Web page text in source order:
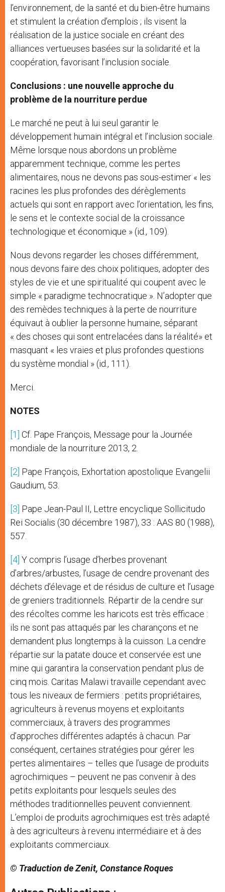
l’environnement, de la santé et du bien-être humains
et stimulent la création d’emplois ; ils visent la
réalisation de la justice sociale en créant des
alliances vertueuses basées sur la solidarité et la
coopération, favorisant l’inclusion sociale.
Conclusions : une nouvelle approche du
problème de la nourriture perdue
Le marché ne peut à lui seul garantir le
développement humain intégral et l’inclusion sociale.
Même lorsque nous abordons un problème
apparemment technique, comme les pertes
alimentaires, nous ne devons pas sous-estimer « les
racines les plus profondes des dérèglements
actuels qui sont en rapport avec l’orientation, les fins,
le sens et le contexte social de la croissance
technologique et économique » (id., 109).
Nous devons regarder les choses différemment,
nous devons faire des choix politiques, adopter des
styles de vie et une spiritualité qui coupent avec le
simple « paradigme technocratique ». N’adopter que
des remèdes techniques à la perte de nourriture
équivaut à oublier la personne humaine, séparant
« des choses qui sont entrelacées dans la réalité» et
masquant « les vraies et plus profondes questions
du système mondial » (id., 111).
Merci.
NOTES
[1] Cf. Pape François, Message pour la Journée
mondiale de la nourriture 2013, 2.
[2] Pape François, Exhortation apostolique Evangelii
Gaudium, 53.
[3] Pape Jean-Paul II, Lettre encyclique Sollicitudo
Rei Socialis (30 décembre 1987), 33 : AAS 80 (1988),
557.
[4] Y compris l’usage d’herbes provenant
d’arbres/arbustes, l’usage de cendre provenant des
déchets d’élevage et de résidus de culture et l’usage
de greniers traditionnels. Répartir de la cendre sur
des récoltes comme les haricots est très efficace :
ils ne sont pas attaqués par les charançons et ne
demandent plus longtemps à la cuisson. La cendre
répartie sur la patate douce et conservée est une
mine qui garantira la conservation pendant plus de
cinq mois. Caritas Malawi travaille cependant avec
tous les niveaux de fermiers : petits propriétaires,
agriculteurs à revenus moyens et exploitants
commerciaux, à travers des programmes
d’approches différentes adaptés à chacun. Par
conséquent, certaines stratégies pour gérer les
pertes alimentaires – telles que l’usage de produits
agrochimiques – peuvent ne pas convenir à des
petits exploitants pour lesquels seules des
méthodes traditionnelles peuvent conviennent.
L’emploi de produits agrochimiques est très adapté
à des agriculteurs à revenu intermédiaire et à des
exploitants commerciaux.
© Traduction de Zenit, Constance Roques